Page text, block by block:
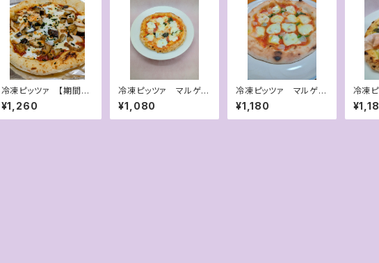
冷凍ピッツァ 【期間限
定】自家製スモークチキ
ンと黒あわび茸のトマト
ソースピッツァ
¥1,260
冷凍ピッツァ マルゲリ
ータ
¥1,080
冷凍ピッツァ マルゲリ
ータ・アフミカータ
¥1,180
冷凍
ジェ